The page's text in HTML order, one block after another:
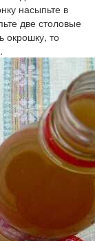
насыпьте в
две столовые
окрошку, то